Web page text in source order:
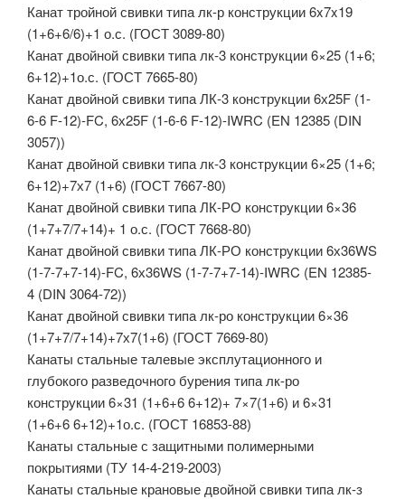
Канат тройной свивки типа лк-р конструкции 6x7x19
(1+6+6/6)+1 о.с. (ГОСТ 3089-80)
Канат двойной свивки типа лк-3 конструкции 6×25 (1+6;
6+12)+1о.с. (ГОСТ 7665-80)
Канат двойной свивки типа ЛК-3 конструкции 6х25F (1-
6-6 F-12)-FC, 6х25F (1-6-6 F-12)-IWRC (EN 12385 (DIN
3057))
Канат двойной свивки типа лк-3 конструкции 6×25 (1+6;
6+12)+7х7 (1+6) (ГОСТ 7667-80)
Канат двойной свивки типа ЛК-РО конструкции 6×36
(1+7+7/7+14)+ 1 о.с. (ГОСТ 7668-80)
Канат двойной свивки типа ЛК-РО конструкции 6х36WS
(1-7-7+7-14)-FC, 6х36WS (1-7-7+7-14)-IWRC (EN 12385-
4 (DIN 3064-72))
Канат двойной свивки типа лк-ро конструкции 6×36
(1+7+7/7+14)+7х7(1+6) (ГОСТ 7669-80)
Канаты стальные талевые эксплутационного и
глубокого разведочного бурения типа лк-ро
конструкции 6×31 (1+6+6 6+12)+ 7×7(1+6) и 6×31
(1+6+6 6+12)+1о.с. (ГОСТ 16853-88)
Канаты стальные с защитными полимерными
покрытиями (ТУ 14-4-219-2003)
Канаты стальные крановые двойной свивки типа лк-з